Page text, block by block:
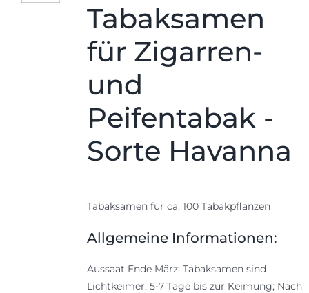
Tabaksamen
für Zigarren-
und
Peifentabak -
Sorte Havanna
Tabaksamen für ca. 100 Tabakpflanzen
Allgemeine Informationen:
Aussaat Ende März; Tabaksamen sind
Lichtkeimer; 5-7 Tage bis zur Keimung; Nach